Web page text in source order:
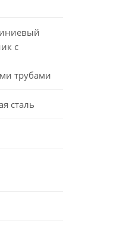
с
трубами
сталь